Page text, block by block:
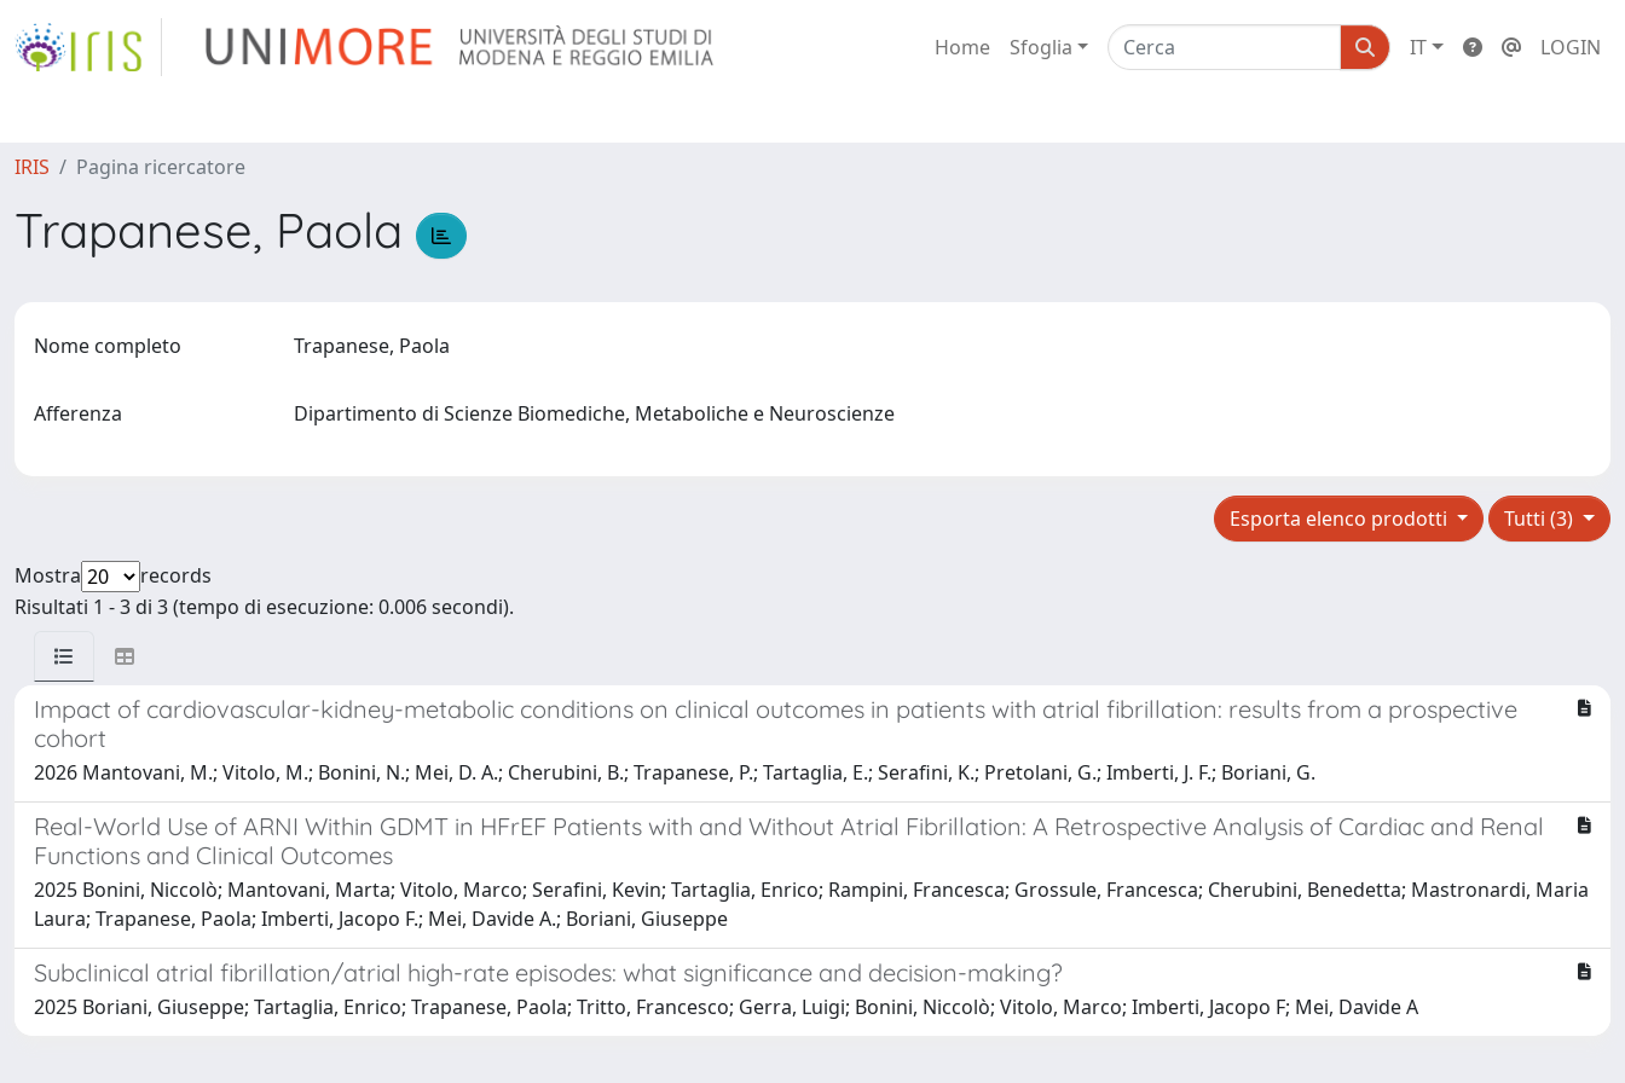
Home Sfoglia IT LOGIN
IRIS Pagina ricercatore
Trapanese, Paola
Nome completo Trapanese, Paola
Afferenza Dipartimento di Scienze Biomediche, Metaboliche e Neuroscienze
Tutti (3)
Esporta elenco prodotti
Mostra
records
Risultati 1 - 3 di 3 (tempo di esecuzione: 0.006 secondi).
Impact of cardiovascular-kidney-metabolic conditions on clinical outcomes in patients with atrial fibrillation: results from a prospective
cohort
2026 Mantovani, M.; Vitolo, M.; Bonini, N.; Mei, D. A.; Cherubini, B.; Trapanese, P.; Tartaglia, E.; Serafini, K.; Pretolani, G.; Imberti, J. F.; Boriani, G.
Real-World Use of ARNI Within GDMT in HFrEF Patients with and Without Atrial Fibrillation: A Retrospective Analysis of Cardiac and Renal
Functions and Clinical Outcomes
2025 Bonini, Niccolò; Mantovani, Marta; Vitolo, Marco; Serafini, Kevin; Tartaglia, Enrico; Rampini, Francesca; Grossule, Francesca; Cherubini, Benedetta; Mastronardi, Maria
Laura; Trapanese, Paola; Imberti, Jacopo F.; Mei, Davide A.; Boriani, Giuseppe
Subclinical atrial fibrillation/atrial high-rate episodes: what significance and decision-making?
2025 Boriani, Giuseppe; Tartaglia, Enrico; Trapanese, Paola; Tritto, Francesco; Gerra, Luigi; Bonini, Niccolò; Vitolo, Marco; Imberti, Jacopo F; Mei, Davide A